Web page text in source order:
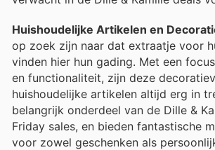
Huishoudelijke Artikelen en
op zoek zijn naar dat extraatje voor
vinden hier hun gading. Met een
en functionaliteit, zijn deze
huishoudelijke artikelen altijd erg in
belangrijk onderdeel van de Dille &
Friday sales, en bieden fantastische
voor zowel geschenken als